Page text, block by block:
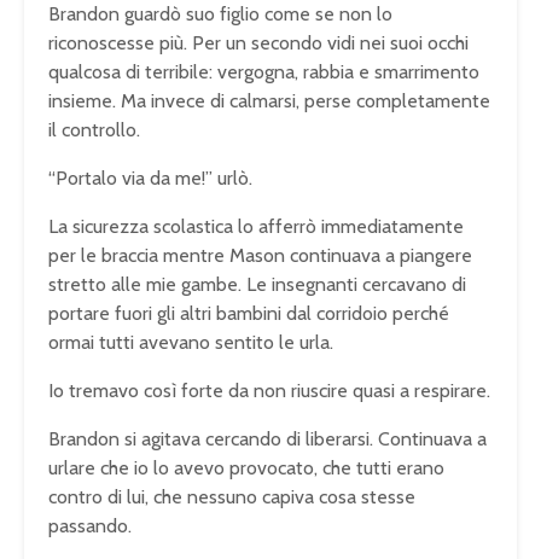
Brandon guardò suo figlio come se non lo
riconoscesse più. Per un secondo vidi nei suoi occhi
qualcosa di terribile: vergogna, rabbia e smarrimento
insieme. Ma invece di calmarsi, perse completamente
il controllo.
“Portalo via da me!” urlò.
La sicurezza scolastica lo afferrò immediatamente
per le braccia mentre Mason continuava a piangere
stretto alle mie gambe. Le insegnanti cercavano di
portare fuori gli altri bambini dal corridoio perché
ormai tutti avevano sentito le urla.
Io tremavo così forte da non riuscire quasi a respirare.
Brandon si agitava cercando di liberarsi. Continuava a
urlare che io lo avevo provocato, che tutti erano
contro di lui, che nessuno capiva cosa stesse
passando.